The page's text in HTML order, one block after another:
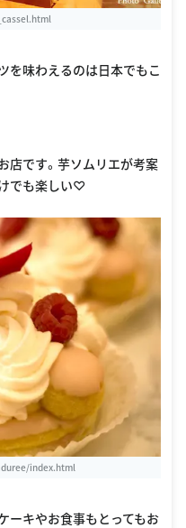
を味わえるのは日本でもこ
店です。芋ソムリエが考案
でも楽しい♡
index.html
ーキやお食事もとってもお